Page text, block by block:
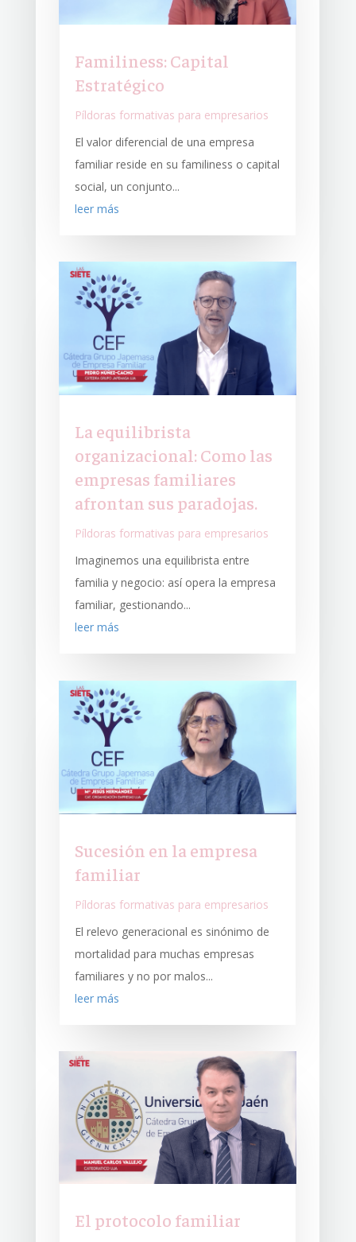
Familiness: Capital
Estratégico
Píldoras formativas para empresarios
El valor diferencial de una empresa
familiar reside en su familiness o capital
social, un conjunto...
leer más
La equilibrista
organizacional: Como las
empresas familiares
afrontan sus paradojas.
Píldoras formativas para empresarios
Imaginemos una equilibrista entre
familia y negocio: así opera la empresa
familiar, gestionando...
leer más
Sucesión en la empresa
familiar
Píldoras formativas para empresarios
El relevo generacional es sinónimo de
mortalidad para muchas empresas
familiares y no por malos...
leer más
El protocolo familiar